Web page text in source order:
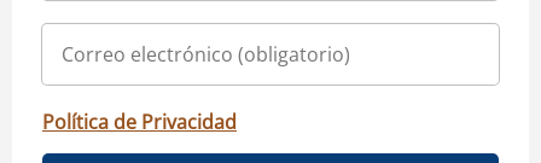
Política de Privacidad